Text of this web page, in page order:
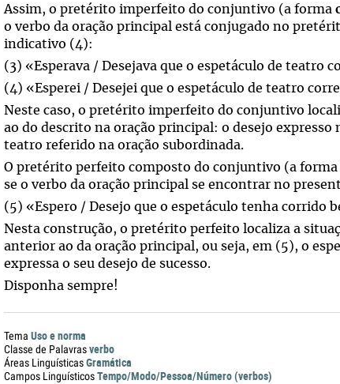
Assim, o pretérito imperfeito do conjuntivo (a forma
o verbo da oração principal está conjugado no
indicativo (4):
(3) «Esperava / Desejava que o espetáculo de teatro
(4) «Esperei / Desejei que o espetáculo de teatro
Neste caso, o pretérito imperfeito do conjuntivo
ao do descrito na oração principal: o desejo expresso
teatro referido na oração subordinada.
O pretérito perfeito composto do conjuntivo (a forma
se o verbo da oração principal se encontrar no
(5) «Espero / Desejo que o espetáculo tenha corrido
Nesta construção, o pretérito perfeito localiza a
anterior ao da oração principal, ou seja, em (5), o
expressa o seu desejo de sucesso.
Disponha sempre!
Tema Uso e norma
Classe de Palavrasverbo
Áreas LinguísticasGramática
Campos LinguísticosTempo/Modo/Pessoa/Número (verbos)